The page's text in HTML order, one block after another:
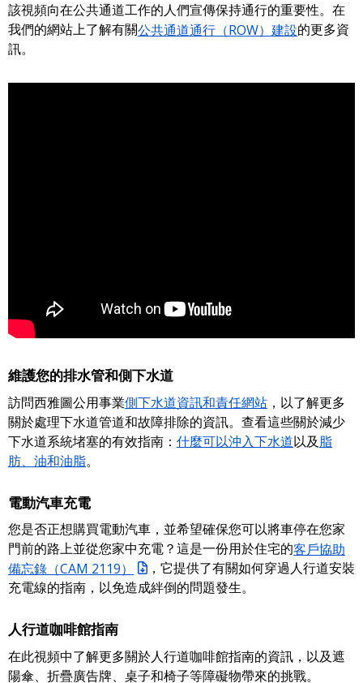
該視頻向在公共通道工作的人們宣傳保持通行的重要性。在
我們的網站上了解有關公共通道通行（ROW）建設的更多資
訊。
維護您的排水管和側下水道
訪問西雅圖公用事業側下水道資訊和責任網站 ，以了解更多
關於處理下水道管道和故障排除的資訊。查看這些關於減少
下水道系統堵塞的有效指南： 什麼可以沖入下水道以及脂
肪、油和油脂。
電動汽車充電
您是否正想購買電動汽車，並希望確保您可以將車停在您家
門前的路上並從您家中充電？這是一份用於住宅的客戶協助
備忘錄（CAM 2119）
，它提供了有關如何穿過人行道安裝
充電線的指南，以免造成絆倒的問題發生。
人行道咖啡館指南
在此視頻中了解更多關於人行道咖啡館指南的資訊，以及遮
陽傘、折疊廣告牌、桌子和椅子等障礙物帶來的挑戰。